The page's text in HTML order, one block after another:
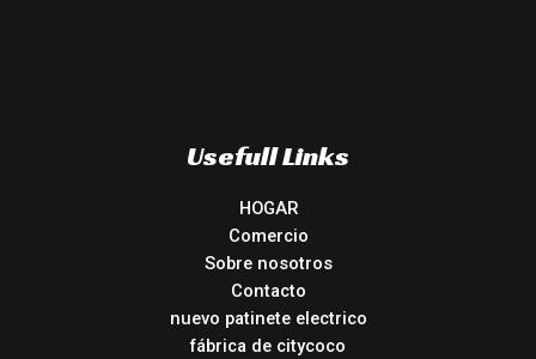
Usefull Links
HOGAR
Comercio
Sobre nosotros
Contacto
nuevo patinete electrico
fábrica de citycoco